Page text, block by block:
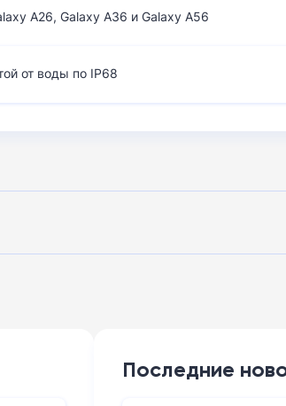
A26, Galaxy A36 и Galaxy A56
от воды по IP68
Последние